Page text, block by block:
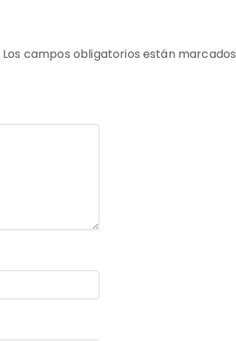
Los campos obligatorios están marcados